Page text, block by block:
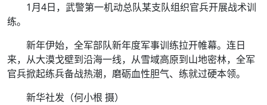
1月4日，武警第一机动总队某支队组织官兵开展战术训
练。
新年伊始，全军部队新年度军事训练拉开帷幕。连日
来，从大漠戈壁到沿海一线，从雪域高原到山地密林，全军
官兵掀起练兵备战热潮，磨砺血性胆气、练就过硬本领。
新华社发（何小根 摄）